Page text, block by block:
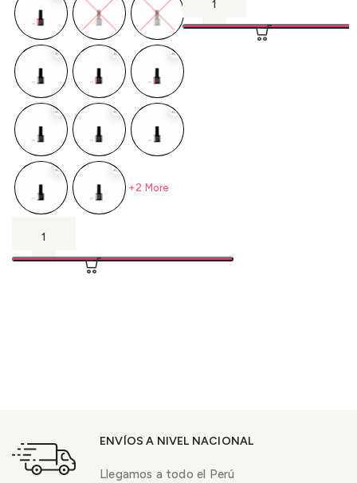
+2 More
ENVÍOS A NIVEL NACIONAL
Llegamos a todo el Perú